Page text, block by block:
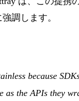
調します。
because
as the APIs they